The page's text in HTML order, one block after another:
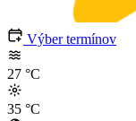
Výber termínov
27 °C
35 °C